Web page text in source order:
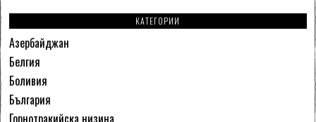
КАТЕГОРИИ
Азербайджан
Белгия
Боливия
България
Горнотракийска низина